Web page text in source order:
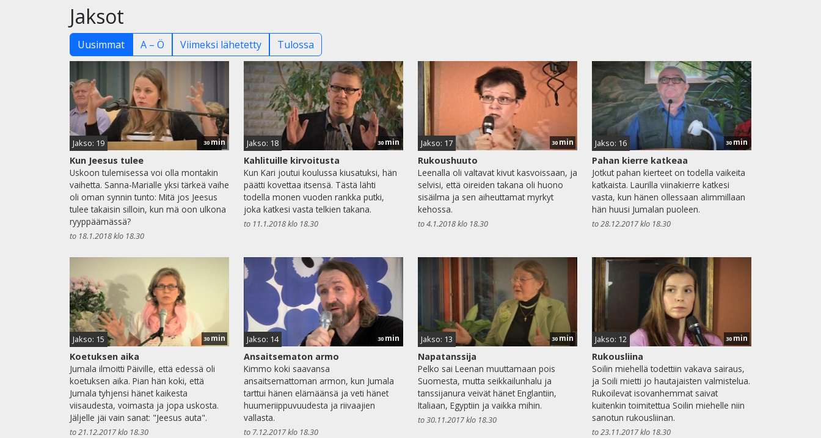
Jaksot
Uusimmat A – Ö Viimeksi lähetetty Tulossa
Jakso: 19 30min
Kun Jeesus tulee
Uskoon tulemisessa voi olla montakin
vaihetta. Sanna-Marialle yksi tärkeä vaihe
oli oman synnin tunto: Mitä jos Jeesus
tulee takaisin silloin, kun mä oon ulkona
ryyppäämässä?
to 18.1.2018 klo 18.30
Jakso: 18 30 min
Kahlituille kirvoitusta
Kun Kari joutui koulussa kiusatuksi, hän
päätti kovettaa itsensä. Tästä lähti
todella monen vuoden rankka putki,
joka katkesi vasta telkien takana.
to 11.1.2018 klo 18.30
Jakso: 17 30 min
Rukoushuuto
Leenalla oli valtavat kivut kasvoissaan, ja
selvisi, että oireiden takana oli huono
sisäilma ja sen aiheuttamat myrkyt
kehossa.
to 4.1.2018 klo 18.30
Jakso: 16 30min
Pahan kierre katkeaa
Jotkut pahan kierteet on todella vaikeita
katkaista. Laurilla viinakierre katkesi
vasta, kun hänen ollessaan alimmillaan
hän huusi Jumalan puoleen.
to 28.12.2017 klo 18.30
Jakso: 15 30 min
Koetuksen aika
Jumala ilmoitti Päiville, että edessä oli
koetuksen aika. Pian hän koki, että
Jumala tyhjensi hänet kaikesta
viisaudesta, voimasta ja jopa uskosta.
Jäljelle jäi vain sanat: "Jeesus auta".
to 21.12.2017 klo 18.30
Jakso: 14 30 min
Ansaitsematon armo
Kimmo koki saavansa
ansaitsemattoman armon, kun Jumala
tarttui hänen elämäänsä ja veti hänet
huumeriippuvuudesta ja riivaajien
vallasta.
to 7.12.2017 klo 18.30
Jakso: 13 30 min
Napatanssija
Pelko sai Leenan muuttamaan pois
Suomesta, mutta seikkailunhalu ja
tanssijanura veivät hänet Englantiin,
Italiaan, Egyptiin ja vaikka mihin.
to 30.11.2017 klo 18.30
Jakso: 12 30 min
Rukousliina
Soilin miehellä todettiin vakava sairaus,
ja Soili mietti jo hautajaisten valmistelua.
Rukoilevat isovanhemmat saivat
kuitenkin toimitettua Soilin miehelle niin
sanotun rukousliinan.
to 23.11.2017 klo 18.30